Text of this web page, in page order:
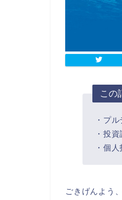
この
・プ
・投
・個
ごきげんよう